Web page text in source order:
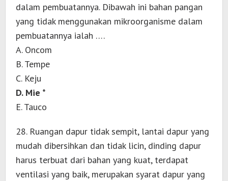
dalam pembuatannya. Dibawah ini bahan pangan
yang tidak menggunakan mikroorganisme dalam
pembuatannya ialah ….
A. Oncom
B. Tempe
C. Keju
D. Mie *
E. Tauco
28. Ruangan dapur tidak sempit, lantai dapur yang
mudah dibersihkan dan tidak licin, dinding dapur
harus terbuat dari bahan yang kuat, terdapat
ventilasi yang baik, merupakan syarat dapur yang